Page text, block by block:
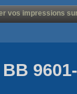
vos impressions